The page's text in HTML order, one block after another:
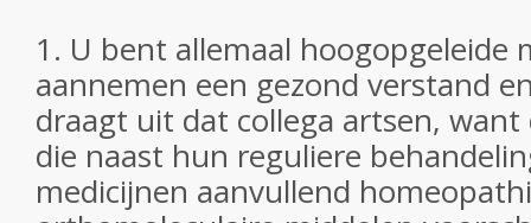
1. U bent allemaal hoogopgeleide
aannemen een gezond verstand
draagt uit dat collega artsen,
die naast hun reguliere
medicijnen aanvullend